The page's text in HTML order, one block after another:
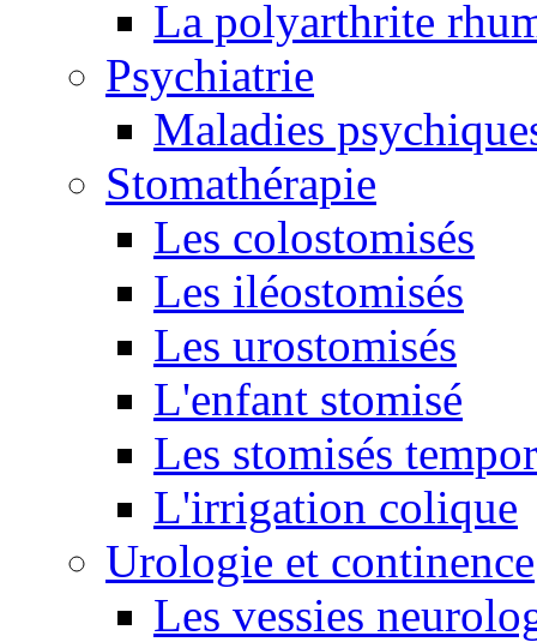
La polyarthrite
Psychiatrie
Maladies
Stomathérapie
Les colostomisés
Les iléostomisés
Les urostomisés
L'enfant stomisé
Les stomisés
L'irrigation colique
Urologie et continence
Les vessies